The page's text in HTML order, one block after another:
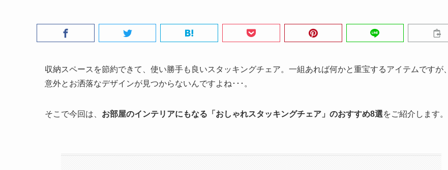
収納スペースを節約できて、使い勝手も良いスタッキングチェア。一組あれば何かと重宝するアイテムですが、
意外とお洒落なデザインが見つからないんですよね･･･。
そこで今回は、 お部屋のインテリアにもなる「おしゃれスタッキングチェア」のおすすめ8選をご紹介します。